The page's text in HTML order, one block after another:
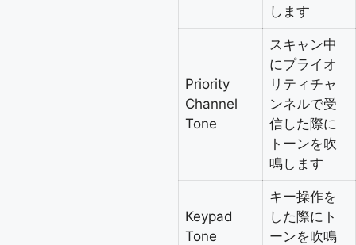
します
Priority
Channel
Tone
スキャン中
にプライオ
リティチャ
ンネルで受
信した際に
トーンを吹
鳴します
Keypad
Tone
キー操作を
した際にト
ーンを吹鳴